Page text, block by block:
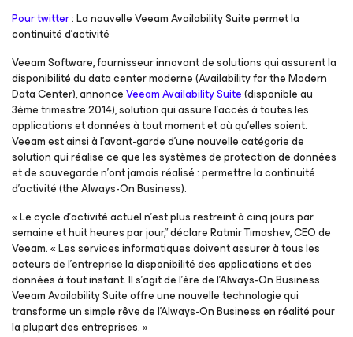
Pour twitter: La nouvelle Veeam Availability Suite permet la
continuité d’activité
Veeam Software, fournisseur innovant de solutions qui assurent la
disponibilité du data center moderne (Availability for the Modern
Data Center), annonceVeeam Availability Suite(disponible au
3ème trimestre 2014), solution qui assure l’accès à toutes les
applications et données à tout moment et où qu’elles soient.
Veeam est ainsi à l’avant-garde d’une nouvelle catégorie de
solution qui réalise ce que les systèmes de protection de données
et de sauvegarde n’ont jamais réalisé : permettre la continuité
d’activité (the Always-On Business).
« Le cycle d’activité actuel n’est plus restreint à cinq jours par
semaine et huit heures par jour,” déclare Ratmir Timashev, CEO de
Veeam. « Les services informatiques doivent assurer à tous les
acteurs de l’entreprise la disponibilité des applications et des
données à tout instant. Il s’agit de l’ère de l’Always-On Business.
Veeam Availability Suite offre une nouvelle technologie qui
transforme un simple rêve de l’Always-On Business en réalité pour
la plupart des entreprises. »